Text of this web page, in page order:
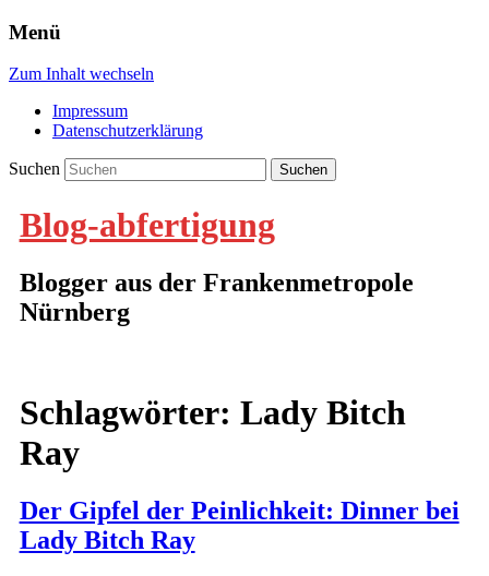
Menü
Zum Inhalt wechseln
Impressum
Datenschutzerklärung
Suchen
Blog-abfertigung
Blogger aus der Frankenmetropole
Nürnberg
Schlagwörter: Lady Bitch
Ray
Der Gipfel der Peinlichkeit: Dinner bei
Lady Bitch Ray